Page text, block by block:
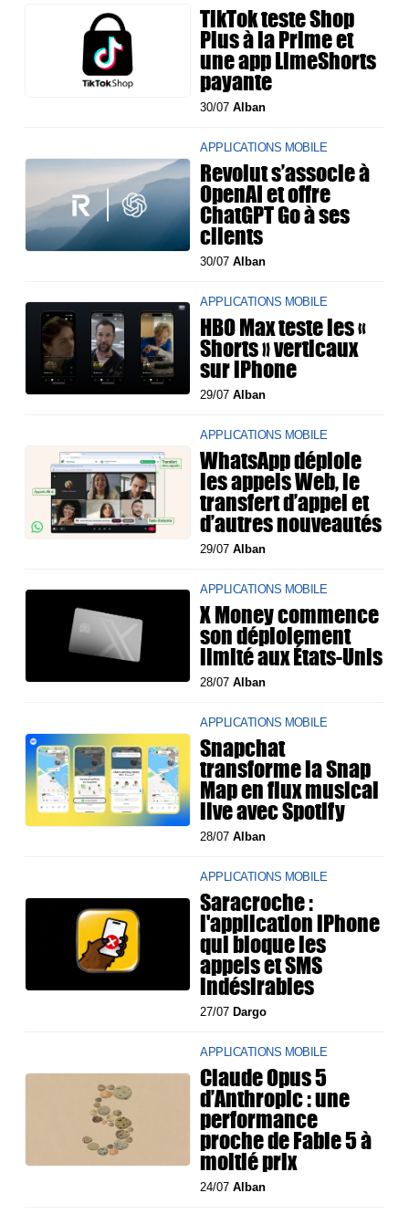
TikTok teste Shop
Plus à la Prime et
une app LimeShorts
payante
30/07Alban
APPLICATIONS MOBILE
Revolut s’associe à
OpenAI et offre
ChatGPT Go à ses
clients
30/07Alban
APPLICATIONS MOBILE
HBO Max teste les «
Shorts » verticaux
sur iPhone
29/07Alban
APPLICATIONS MOBILE
WhatsApp déploie
les appels Web, le
transfert d’appel et
d’autres nouveautés
29/07Alban
APPLICATIONS MOBILE
X Money commence
son déploiement
limité aux États-Unis
28/07Alban
APPLICATIONS MOBILE
Snapchat
transforme la Snap
Map en flux musical
live avec Spotify
28/07Alban
APPLICATIONS MOBILE
Saracroche :
l'application iPhone
qui bloque les
appels et SMS
indésirables
27/07 Dargo
APPLICATIONS MOBILE
Claude Opus 5
d’Anthropic : une
performance
proche de Fable 5 à
moitié prix
24/07Alban